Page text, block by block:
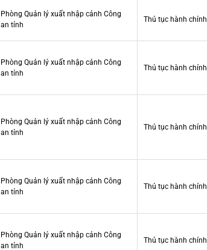
Phòng Quản lý xuất nhập cảnh Công
an tỉnh
Thủ tục hành chính
Phòng Quản lý xuất nhập cảnh Công
an tỉnh
Thủ tục hành chính
Phòng Quản lý xuất nhập cảnh Công
an tỉnh
Thủ tục hành chính
Phòng Quản lý xuất nhập cảnh Công
an tỉnh
Thủ tục hành chính
Phòng Quản lý xuất nhập cảnh Công
an tỉnh
Thủ tục hành chính